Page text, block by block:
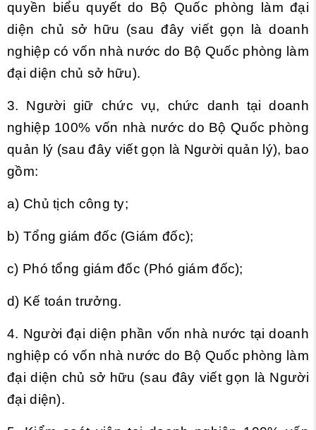
quyền biểu quyết do Bộ Quốc phòng làm đại
diện chủ sở hữu (sau đây viết gọn là doanh
nghiệp có vốn nhà nước do Bộ Quốc phòng làm
đại diện chủ sở hữu).
3. Người giữ chức vụ, chức danh tại doanh
nghiệp 100% vốn nhà nước do Bộ Quốc phòng
quản lý (sau đây viết gọn là Người quản lý), bao
gồm:
a) Chủ tịch công ty;
b) Tổng giám đốc (Giám đốc);
c) Phó tổng giám đốc (Phó giám đốc);
d) Kế toán trưởng.
4. Người đại diện phần vốn nhà nước tại doanh
nghiệp có vốn nhà nước do Bộ Quốc phòng làm
đại diện chủ sở hữu (sau đây viết gọn là Người
đại diện).